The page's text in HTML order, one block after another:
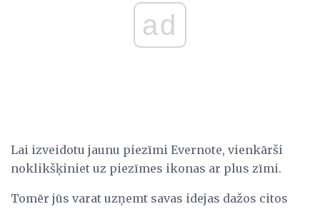
ad
Lai izveidotu jaunu piezīmi Evernote, vienkārši
noklikšķiniet uz piezīmes ikonas ar plus zīmi.
Tomēr jūs varat uzņemt savas idejas dažos citos